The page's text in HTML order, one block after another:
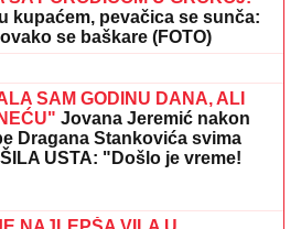
NA BICIKLI, PA PUCAO U
SRPSKOG BIZNISMENA!
zbog napada u
sobe"
UPOZORENjE U HUMSKOJ!
se loše piše!